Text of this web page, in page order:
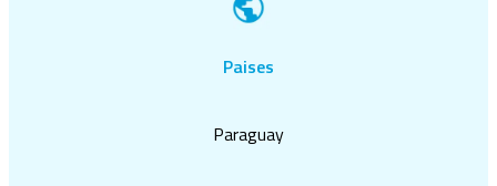
Paises
Paraguay